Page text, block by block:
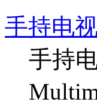
手持电
手持